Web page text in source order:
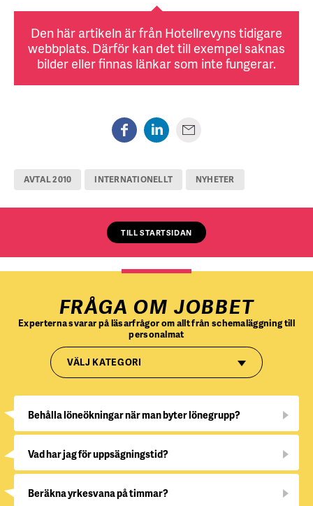
Den här artikeln är från Hotellrevyns tidigare
webbplats. Därför kan det till exempel saknas
bilder eller finnas länkar som inte fungerar.
AVTAL 2010 INTERNATIONELLT NYHETER
TILL STARTSIDAN
FRÅGA OM JOBBET
Experterna svarar på läsarfrågor om allt från schemaläggning till
personalmat
VÄLJ KATEGORI
Behålla löneökningar när man byter lönegrupp?
Vad har jag för uppsägningstid?
Beräkna yrkesvana på timmar?